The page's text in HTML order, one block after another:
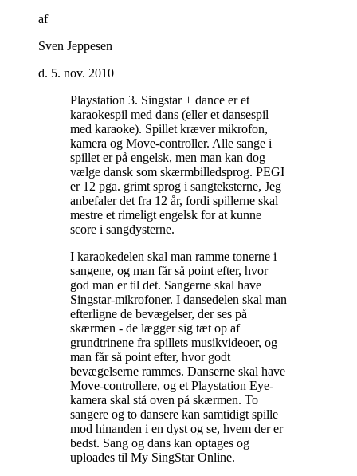
af
Sven Jeppesen
d. 5. nov. 2010
Playstation 3. Singstar + dance er et
karaokespil med dans (eller et dansespil
med karaoke). Spillet kræver mikrofon,
kamera og Move-controller. Alle sange i
spillet er på engelsk, men man kan dog
vælge dansk som skærmbilledsprog. PEGI
er 12 pga. grimt sprog i sangteksterne, Jeg
anbefaler det fra 12 år, fordi spillerne skal
mestre et rimeligt engelsk for at kunne
score i sangdysterne.
I karaokedelen skal man ramme tonerne i
sangene, og man får så point efter, hvor
god man er til det. Sangerne skal have
Singstar-mikrofoner. I dansedelen skal man
efterligne de bevægelser, der ses på
skærmen - de lægger sig tæt op af
grundtrinene fra spillets musikvideoer, og
man får så point efter, hvor godt
bevægelserne rammes. Danserne skal have
Move-controllere, og et Playstation Eye-
kamera skal stå oven på skærmen. To
sangere og to dansere kan samtidigt spille
mod hinanden i en dyst og se, hvem der er
bedst. Sang og dans kan optages og
uploades til My SingStar Online.